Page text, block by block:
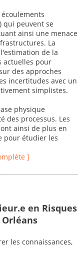
qui peuvent se
ainsi une menace
La
de la
actuelles pour
des approches
incertitudes avec un
simplistes.
physique
des processus. Les
ainsi de plus en
pour étudier les
]
en Risques
les connaissances,